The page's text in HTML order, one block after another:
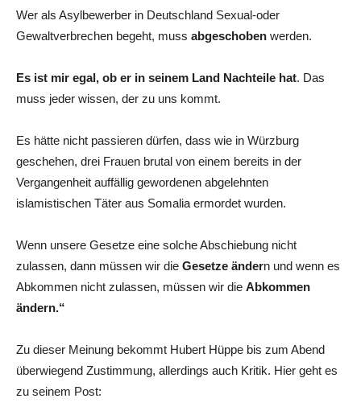
Wer als Asylbewerber in Deutschland Sexual-oder
Gewaltverbrechen begeht, muss abgeschoben werden.
Es ist mir egal, ob er in seinem Land Nachteile hat. Das
muss jeder wissen, der zu uns kommt.
Es hätte nicht passieren dürfen, dass wie in Würzburg
geschehen, drei Frauen brutal von einem bereits in der
Vergangenheit auffällig gewordenen abgelehnten
islamistischen Täter aus Somalia ermordet wurden.
Wenn unsere Gesetze eine solche Abschiebung nicht
zulassen, dann müssen wir die Gesetze ändern und wenn es
Abkommen nicht zulassen, müssen wir die Abkommen
ändern.“
Zu dieser Meinung bekommt Hubert Hüppe bis zum Abend
überwiegend Zustimmung, allerdings auch Kritik. Hier geht es
zu seinem Post: